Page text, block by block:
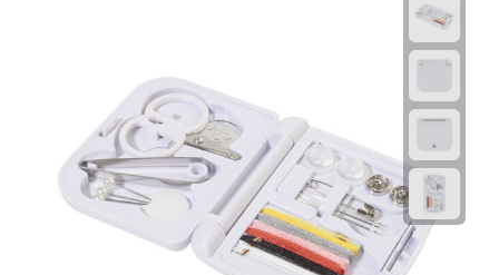
Opvouwbare drinkfles
Drinkflessen met karabijnhaak
Sportflessen